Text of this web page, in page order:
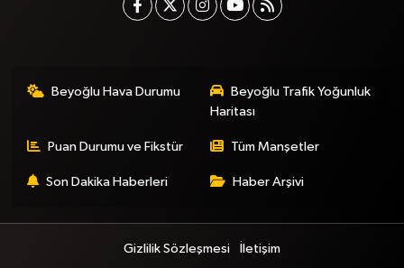
Beyoğlu Hava Durumu
Beyoğlu Trafik Yoğunluk
Haritası
Puan Durumu ve Fikstür Tüm Manşetler
Son Dakika Haberleri Haber Arşivi
Gizlilik Sözleşmesi İletişim